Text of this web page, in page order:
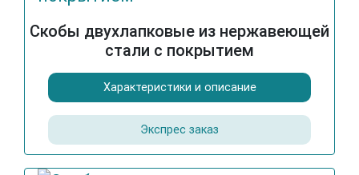
Скобы двухлапковые из нержавеющей
стали с покрытием
Характеристики и описание
Экспрес заказ